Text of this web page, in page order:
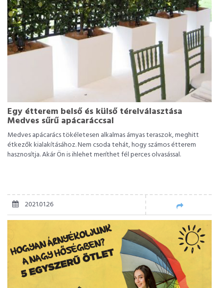
Egy étterem belső és külső térelválasztása
Medves sűrű apácaráccsal
Medves apácarács tökéletesen alkalmas árnyas teraszok, meghitt
étkezők kialakításához. Nem csoda tehát, hogy számos étterem
hasznosítja. Akár Ön is ihlehet meríthet fél perces olvasással.
2021.01.26